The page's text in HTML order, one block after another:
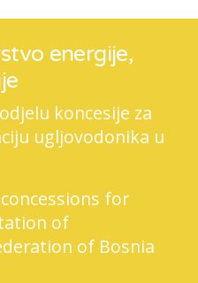
energije,
koncesije za
ugljovodonika u
for
of
of Bosnia